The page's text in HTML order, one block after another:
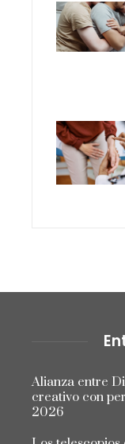
Alianza entre
creativo con
2026